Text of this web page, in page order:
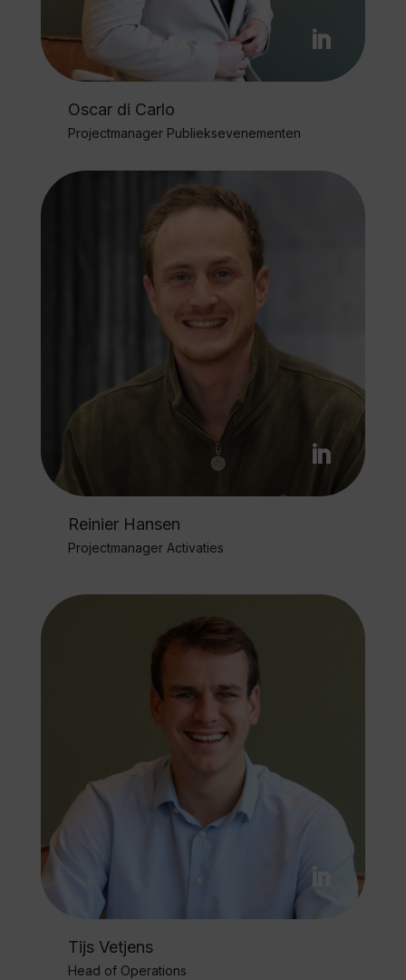
Oscar di Carlo
Projectmanager Publieksevenementen
Reinier Hansen
Projectmanager Activaties
Tijs Vetjens
Head of Operations